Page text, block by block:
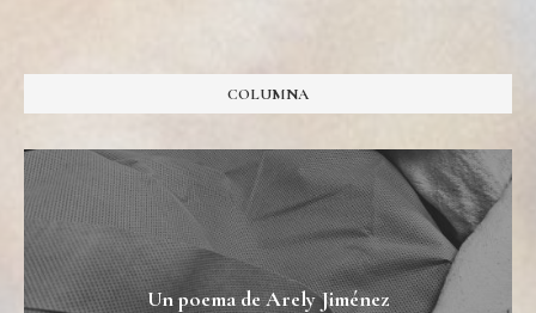
COLUMNA
Un poema de Arely Jiménez